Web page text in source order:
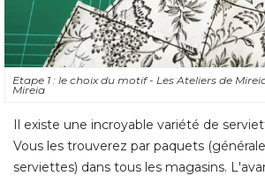
Etape 1 : le choix du motif - Les Ateliers de
Mireia
Il existe une incroyable variété de
Vous les trouverez par paquets
serviettes) dans tous les magasins.